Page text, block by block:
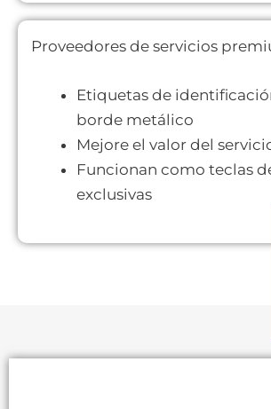
Proveedores de servicios
Etiquetas de
borde metálico
Mejore el valor del
Funcionan como teclas
exclusivas